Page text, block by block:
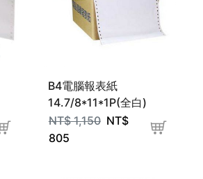
B4電腦報表紙
14.7/8*11*1P(全白)
NT$1,150 NT$
805